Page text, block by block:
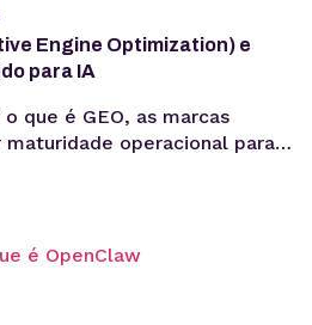
Engine Optimization) e
para IA
que é GEO, as marcas
operacional para
e conteúdos
humana. A forma